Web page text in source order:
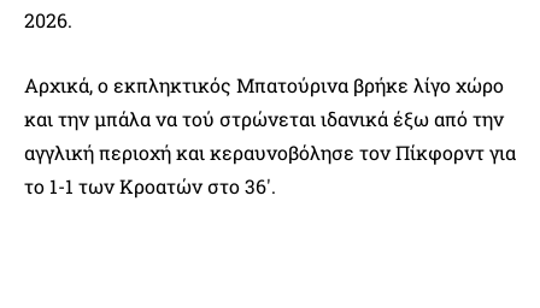
2026.
Αρχικά, ο εκπληκτικός Μπατούρινα βρήκε λίγο χώρο
και την μπάλα να τού στρώνεται ιδανικά έξω από την
αγγλική περιοχή και κεραυνοβόλησε τον Πίκφορντ για
το 1-1 των Κροατών στο 36′.